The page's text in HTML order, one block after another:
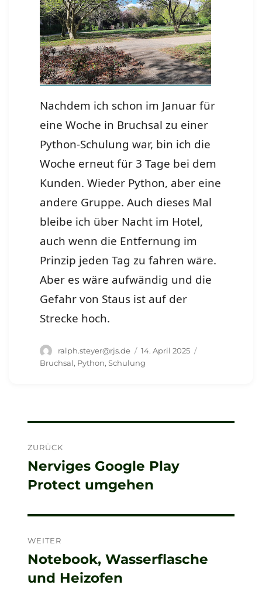
Nachdem ich schon im Januar für
eine Woche in Bruchsal zu einer
Python-Schulung war, bin ich die
Woche erneut für 3 Tage bei dem
Kunden. Wieder Python, aber eine
andere Gruppe. Auch dieses Mal
bleibe ich über Nacht im Hotel,
auch wenn die Entfernung im
Prinzip jeden Tag zu fahren wäre.
Aber es wäre aufwändig und die
Gefahr von Staus ist auf der
Strecke hoch.
Autor
ralph.steyer@rjs.de
Veröffentlicht
am
14. April 2025
Bruchsal, Python,Schulung
ZURÜCK
Vorheriger
Beitrag:
Nerviges Google Play
Protect umgehen
WEITER
Nächster
Beitrag:
Notebook, Wasserflasche
und Heizofen